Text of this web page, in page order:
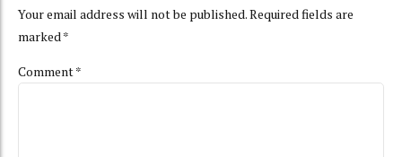
Your email address will not be published. Required fields are
marked *
Comment*